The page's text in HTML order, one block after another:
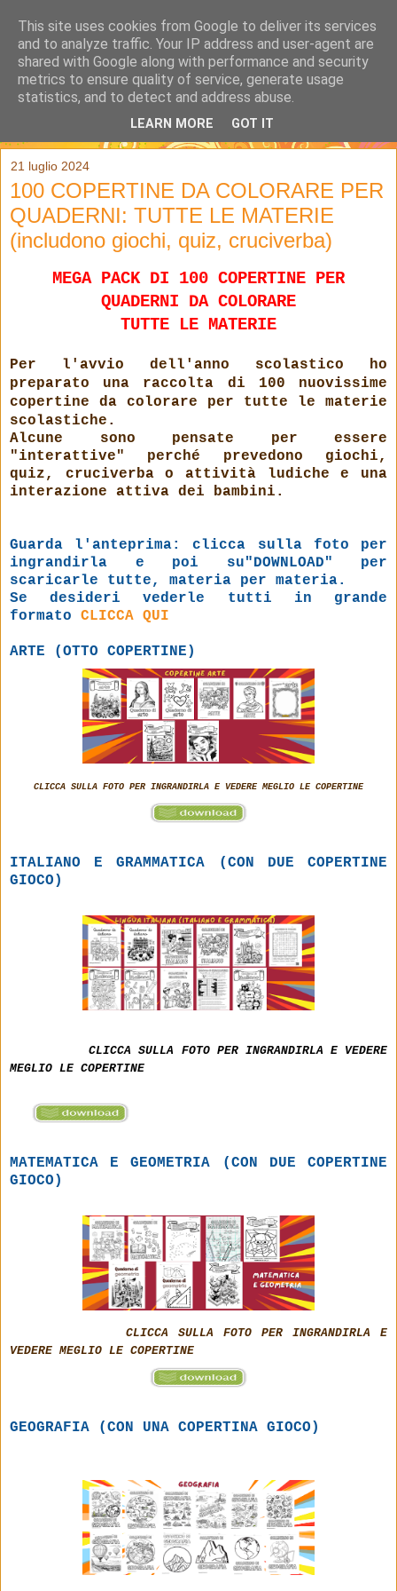
21 luglio 2024
100 COPERTINE DA COLORARE PER
QUADERNI: TUTTE LE MATERIE
(includono giochi, quiz, cruciverba)
MEGA PACK DI 100 COPERTINE PER
QUADERNI DA COLORARE
TUTTE LE MATERIE
Per l'avvio dell'anno scolastico ho
preparato una raccolta di 100 nuovissime
copertine da colorare per tutte le materie
scolastiche.
Alcune sono pensate per essere
"interattive" perché prevedono giochi,
quiz, cruciverba o attività ludiche e una
interazione attiva dei bambini.
Guarda l'anteprima: clicca sulla foto per
ingrandirla e poi su"DOWNLOAD" per
scaricarle tutte, materia per materia.
Se desideri vederle tutti in grande
formato CLICCA QUI
ARTE (OTTO COPERTINE)
CLICCA SULLA FOTO PER INGRANDIRLA E VEDERE MEGLIO LE COPERTINE
ITALIANO E GRAMMATICA (CON DUE COPERTINE
GIOCO)
CLICCA SULLA FOTO PER INGRANDIRLA E VEDERE
MEGLIO LE COPERTINE
MATEMATICA E GEOMETRIA (CON DUE COPERTINE
GIOCO)
CLICCA SULLA FOTO PER INGRANDIRLA E
VEDERE MEGLIO LE COPERTINE
GEOGRAFIA (CON UNA COPERTINA GIOCO)
This site uses cookies from Google to deliver its services
and to analyze traffic. Your IP address and user-agent are
shared with Google along with performance and security
metrics to ensure quality of service, generate usage
statistics, and to detect and address abuse.
LEARN MORE GOT IT